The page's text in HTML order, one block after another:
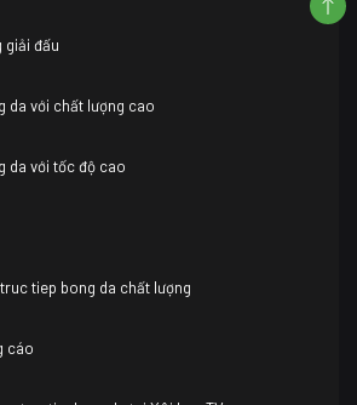
giải đấu
da với chất lượng cao
da với tốc độ cao
tiep bong da chất lượng
cáo